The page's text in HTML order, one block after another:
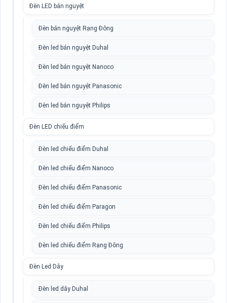
Đèn LED bán nguyệt
Đèn bán nguyệt Rạng Đông
Đèn led bán nguyệt Duhal
Đèn led bán nguyệt Nanoco
Đèn led bán nguyệt Panasonic
Đèn led bán nguyệt Philips
Đèn LED chiếu điểm
Đèn led chiếu điểm Duhal
Đèn led chiếu điểm Nanoco
Đèn led chiếu điểm Panasonic
Đèn led chiếu điểm Paragon
Đèn led chiếu điểm Philips
Đèn led chiếu điểm Rạng Đông
Đèn Led Dây
Đèn led dây Duhal